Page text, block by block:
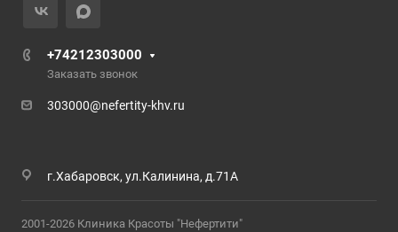
+74212303000
Заказать звонок
303000@nefertity-khv.ru
г.Хабаровск, ул.Калинина, д.71А
2001-2026 Клиника Красоты "Нефертити"